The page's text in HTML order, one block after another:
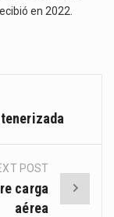
en 2022.
POST
carga
aérea